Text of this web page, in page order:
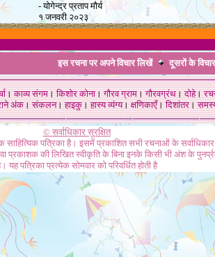
- योगेन्द्र प्रताप मौर्य
१ जनवरी २०२३
इस रचना पर अपने विचार लिखें दूसरों के विचार
।काव्य संगम।किशोर कोना।गौरव ग्राम।गौरवग्रंथ।दोहे।
अंक। संकलन। हाइकु। हास्य व्यंग्य। क्षणिकाएँ। दिशांतर।
© सर्वाधिकार सुरक्षित
साहित्यिक पत्रिका है। इसमें प्रकाशित सभी रचनाओं के
की लिखित स्वीकृति के बिना इनके किसी भी अंश के
यह पत्रिका प्रत्येक सोमवार को परिवर्धित होती है